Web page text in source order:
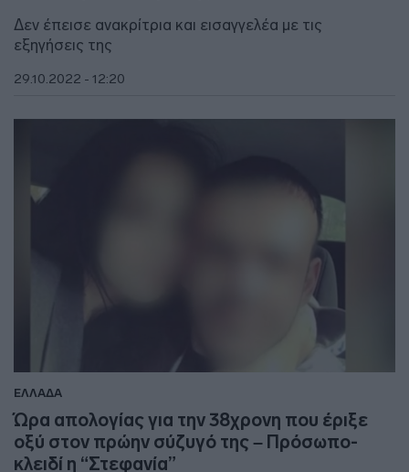
Δεν έπεισε ανακρίτρια και εισαγγελέα με τις
εξηγήσεις της
29.10.2022 - 12:20
ΕΛΛΑΔΑ
Ώρα απολογίας για την 38χρονη που έριξε
οξύ στον πρώην σύζυγό της – Πρόσωπο-
κλειδί η “Στεφανία”